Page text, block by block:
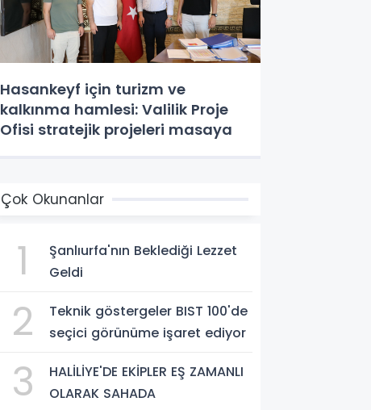
Hasankeyf için turizm ve
kalkınma hamlesi: Valilik Proje
Ofisi stratejik projeleri masaya
Çok Okunanlar
1
Şanlıurfa'nın Beklediği Lezzet
Geldi
2
Teknik göstergeler BIST 100'de
seçici görünüme işaret ediyor
3
HALİLİYE'DE EKİPLER EŞ ZAMANLI
OLARAK SAHADA